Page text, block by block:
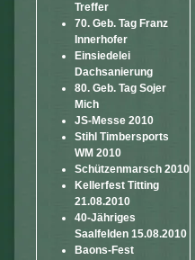
Treffer
70. Geb. Tag Franz
Innerhofer
Einsiedelei
Dachsanierung
80. Geb. Tag Sojer
Mich
JS-Messe 2010
Stihl Timbersports
WM 2010
Schützenmarsch 2010
Kellerfest Titting
21.08.2010
40-Jähriges
Saalfelden 15.08.2010
Baons-Fest